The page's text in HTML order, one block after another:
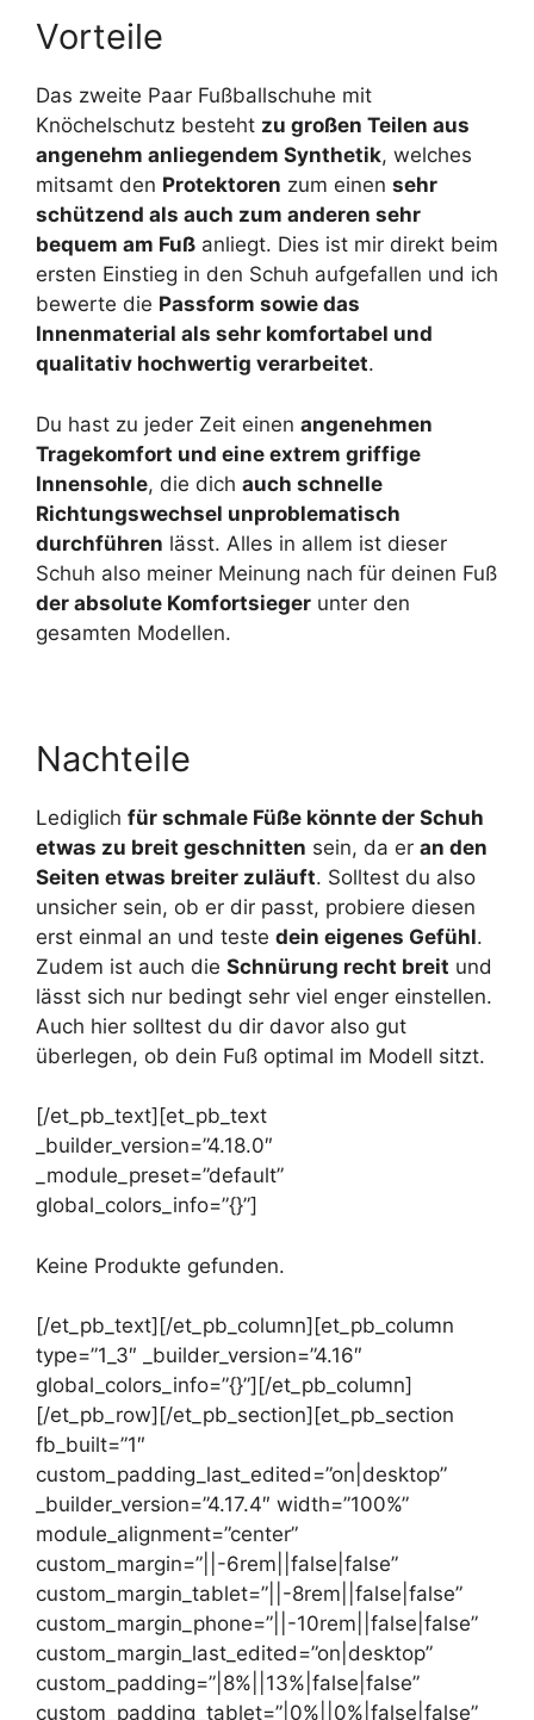
Vorteile
Das zweite Paar Fußballschuhe mit
Knöchelschutz besteht zu großen Teilen aus
angenehm anliegendem Synthetik, welches
mitsamt den Protektoren zum einen sehr
schützend als auch zum anderen sehr
bequem am Fuß anliegt. Dies ist mir direkt beim
ersten Einstieg in den Schuh aufgefallen und ich
bewerte die Passform sowie das
Innenmaterial als sehr komfortabel und
qualitativ hochwertig verarbeitet.
Du hast zu jeder Zeit einen angenehmen
Tragekomfort und eine extrem griffige
Innensohle, die dich auch schnelle
Richtungswechsel unproblematisch
durchführen lässt. Alles in allem ist dieser
Schuh also meiner Meinung nach für deinen Fuß
der absolute Komfortsieger unter den
gesamten Modellen.
Nachteile
Lediglich für schmale Füße könnte der Schuh
etwas zu breit geschnitten sein, da er an den
Seiten etwas breiter zuläuft. Solltest du also
unsicher sein, ob er dir passt, probiere diesen
erst einmal an und teste dein eigenes Gefühl.
Zudem ist auch die Schnürung recht breit und
lässt sich nur bedingt sehr viel enger einstellen.
Auch hier solltest du dir davor also gut
überlegen, ob dein Fuß optimal im Modell sitzt.
[/et_pb_text][et_pb_text
_builder_version=”4.18.0″
_module_preset=”default”
global_colors_info=”{}”]
Keine Produkte gefunden.
[/et_pb_text][/et_pb_column][et_pb_column
type=”1_3″ _builder_version=”4.16″
global_colors_info=”{}”][/et_pb_column]
[/et_pb_row][/et_pb_section][et_pb_section
fb_built=”1″
custom_padding_last_edited=”on|desktop”
_builder_version=”4.17.4″ width=”100%”
module_alignment=”center”
custom_margin=”||-6rem||false|false”
custom_margin_tablet=”||-8rem||false|false”
custom_margin_phone=”||-10rem||false|false”
custom_margin_last_edited=”on|desktop”
custom_padding=”|8%||13%|false|false”
custom_padding_tablet=”|0%||0%|false|false”